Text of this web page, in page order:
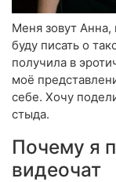
Меня зовут Анна,
буду писать о
получила в
моё
себе. Хочу
стыда.
Почему я
видеочат